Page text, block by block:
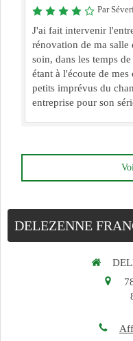
Par
J'ai fait intervenir
rénovation de ma salle
soin, dans les temps
étant à l'écoute de
petits imprévus du
entreprise pour son
DELEZENNE